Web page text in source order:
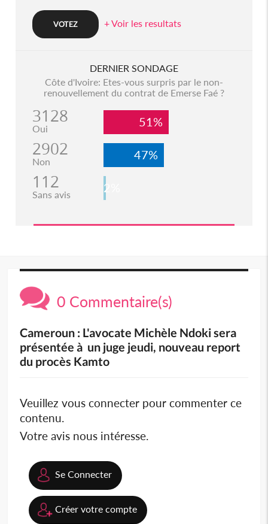
+ Voir les resultats
DERNIER SONDAGE
Côte d'Ivoire: Etes-vous surpris par le non-
renouvellement du contrat de Emerse Faé ?
3128
Oui 51%
2902
Non 47%
112
Sans avis 2%
0 Commentaire(s)
Cameroun : L'avocate Michèle Ndoki sera
présentée à un juge jeudi, nouveau report
du procès Kamto
Veuillez vous connecter pour commenter ce
contenu.
Votre avis nous intéresse.
Se Connecter
Créer votre compte